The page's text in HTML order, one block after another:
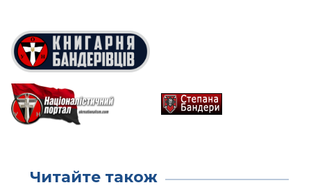
Читайте також